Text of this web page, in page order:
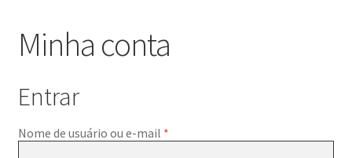
Proteção de dados
Minha conta
Entrar
Nome de usuário ou e-mail *Obrigatório